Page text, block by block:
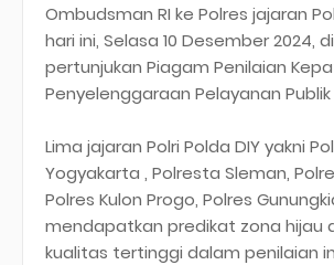
Ombudsman RI ke Polres jajaran
hari ini, Selasa 10 Desember 2024,
pertunjukan Piagam Penilaian
Penyelenggaraan Pelayanan Publik
Lima jajaran Polri Polda DIY yakni
Yogyakarta , Polresta Sleman,
Polres Kulon Progo, Polres
mendapatkan predikat zona hijau
kualitas tertinggi dalam penilaian